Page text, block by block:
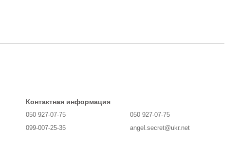
Контактная информация
050 927-07-75
099-007-25-35
050 927-07-75
angel.secret@ukr.net